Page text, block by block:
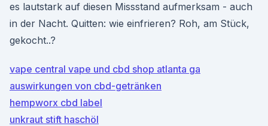
es lautstark auf diesen Missstand aufmerksam - auch
in der Nacht. Quitten: wie einfrieren? Roh, am Stück,
gekocht..?
vape central vape und cbd shop atlanta ga
auswirkungen von cbd-getränken
hempworx cbd label
unkraut stift haschöl